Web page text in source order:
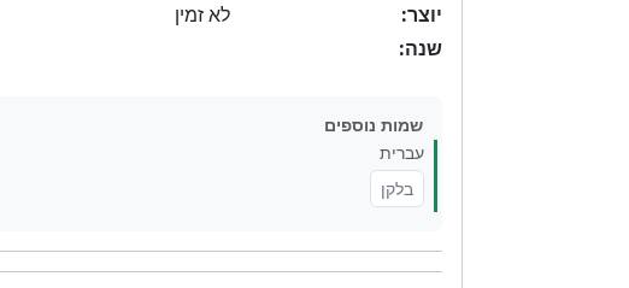
יוצר:
לא זמין
שנה:
שמות נוספים
עברית
בלקן